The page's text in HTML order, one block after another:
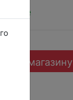
Sale
до магазину